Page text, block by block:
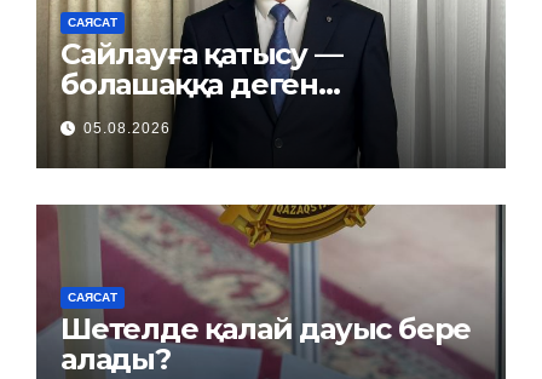
САЯСАТ
Сайлауға қатысу —
болашаққа деген
жауапкершілік
05.08.2026
САЯСАТ
Шетелде қалай дауыс бере
алады?